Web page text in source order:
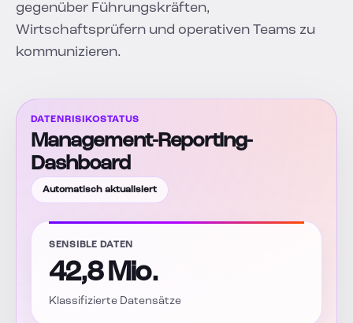
gegenüber Führungskräften,
Wirtschaftsprüfern und operativen Teams zu
kommunizieren.
DATENRISIKOSTATUS
Management-Reporting-
Dashboard
Automatisch aktualisiert
SENSIBLE DATEN
42,8 Mio.
Klassifizierte Datensätze